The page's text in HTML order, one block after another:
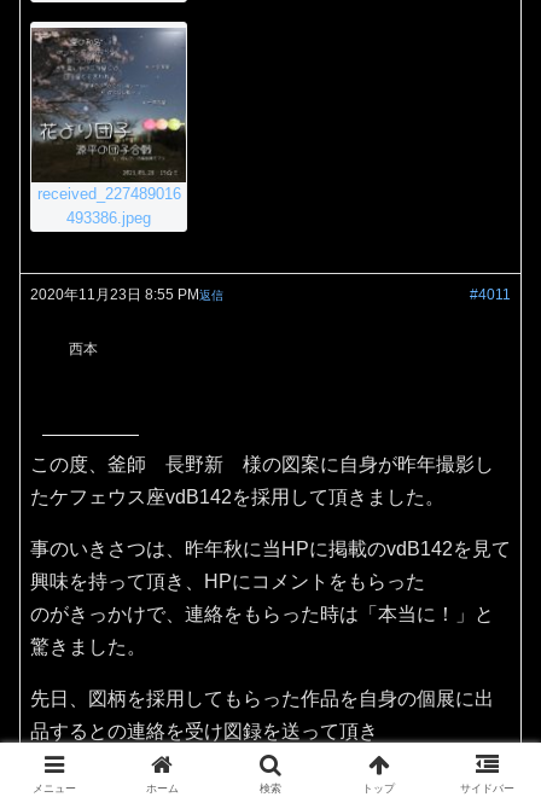
received_227489016
493386.jpeg
2020年11月23日 8:55 PM #4011
返信
西本
この度、釜師 長野新 様の図案に自身が昨年撮影し
たケフェウス座vdB142を採用して頂きました。
事のいきさつは、昨年秋に当HPに掲載のvdB142を見て
興味を持って頂き、HPにコメントをもらった
のがきっかけで、連絡をもらった時は「本当に！」と
驚きました。
先日、図柄を採用してもらった作品を自身の個展に出
品するとの連絡を受け図録を送って頂き
その作品を見てビックリ！てっきり陶器作品だと思っ
ておりましたが、なんと和銑釜（茶の湯釜）でした。
メニュー ホーム 検索 トップ サイドバー